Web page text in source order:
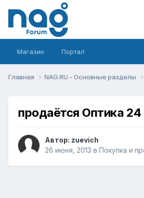
Магазин Портал
Главная NAG.RU - Основные разделы
продаётся Оптика
Автор: zuevich
26 июня, 2013 в Покупка и